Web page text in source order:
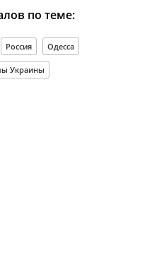
по теме:
Россия Одесса
Украины